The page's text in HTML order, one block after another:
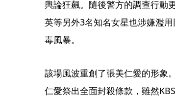
輿論狂飆。隨後警方的調查行動
英等另外3名知名女星也涉嫌濫
毒風暴。
該場風波重創了張美仁愛的形象
仁愛祭出全面封殺條款，雖然